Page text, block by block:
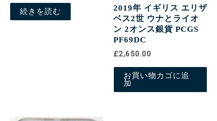
続きを読む
2019年 イギリス エリザ
ベス2世 ウナとライオ
ン 2オンス銀貨 PCGS
PF69DC
£2,650.00
お買い物カゴに追
加